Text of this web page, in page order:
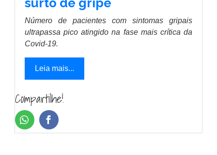
surto de gripe
Número de pacientes com sintomas gripais
ultrapassa pico atingido na fase mais crítica da
Covid-19.
Leia mais...
Compartilhe!